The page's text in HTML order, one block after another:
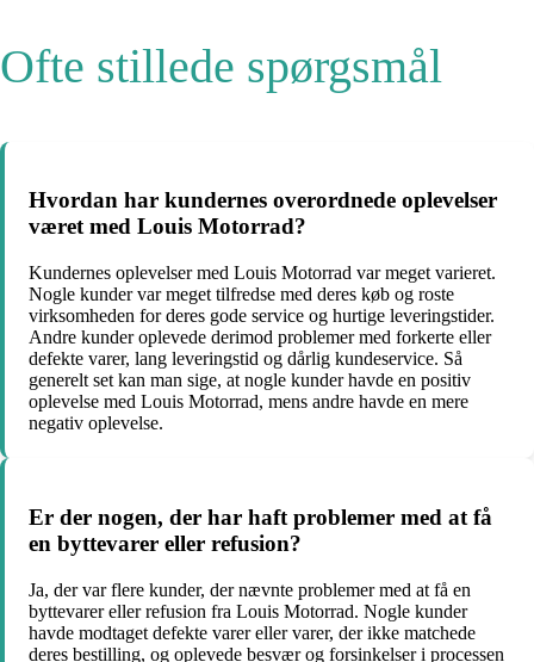
Ofte stillede spørgsmål
Hvordan har kundernes overordnede oplevelser
været med Louis Motorrad?
Kundernes oplevelser med Louis Motorrad var meget varieret.
Nogle kunder var meget tilfredse med deres køb og roste
virksomheden for deres gode service og hurtige leveringstider.
Andre kunder oplevede derimod problemer med forkerte eller
defekte varer, lang leveringstid og dårlig kundeservice. Så
generelt set kan man sige, at nogle kunder havde en positiv
oplevelse med Louis Motorrad, mens andre havde en mere
negativ oplevelse.
Er der nogen, der har haft problemer med at få
en byttevarer eller refusion?
Ja, der var flere kunder, der nævnte problemer med at få en
byttevarer eller refusion fra Louis Motorrad. Nogle kunder
havde modtaget defekte varer eller varer, der ikke matchede
deres bestilling, og oplevede besvær og forsinkelser i processen